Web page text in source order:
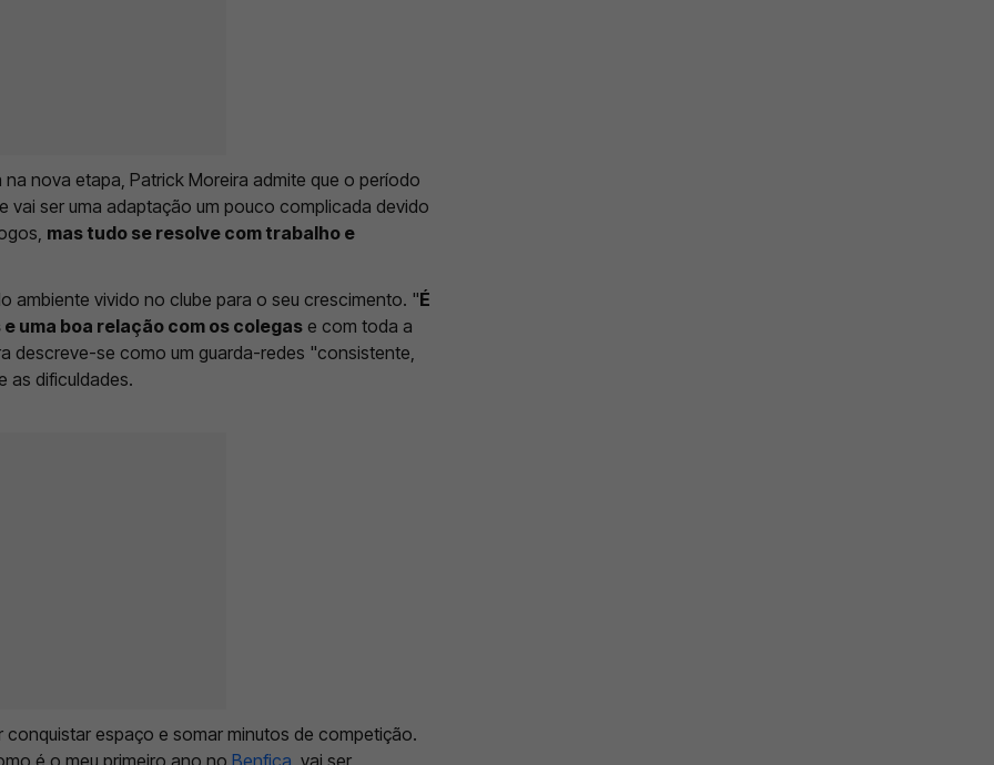
nova etapa, Patrick Moreira admite que o período
vai ser uma adaptação um pouco complicada devido
mas tudo se resolve com trabalho e
ambiente vivido no clube para o seu crescimento. "É
uma boa relação com os colegas e com toda a
descreve-se como um guarda-redes "consistente,
as dificuldades.
espaço e somar minutos de competição.